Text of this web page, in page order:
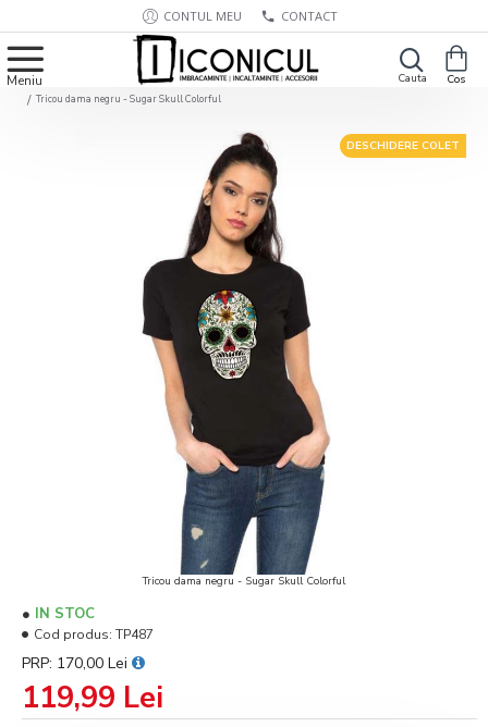
CONTUL MEU CONTACT
Tricou dama negru - Sugar Skull Colorful
DESCHIDERE COLET
Tricou dama negru - Sugar Skull Colorful
119,99 Lei
PRP: 170,00 Lei
IN STOC
Cod produs: TP487